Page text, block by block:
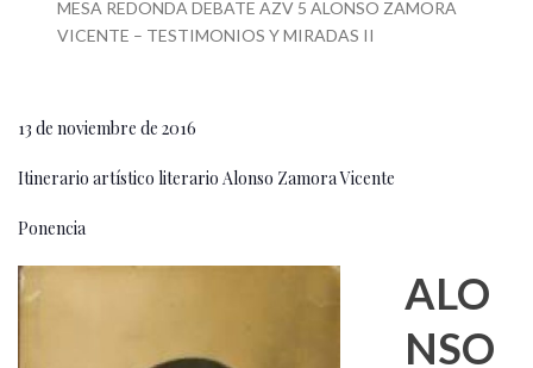
MESA REDONDA DEBATE AZV 5 ALONSO ZAMORA
VICENTE – TESTIMONIOS Y MIRADAS II
13 de noviembre de 2016
Itinerario artístico literario Alonso Zamora Vicente
Ponencia
ALO
NSO